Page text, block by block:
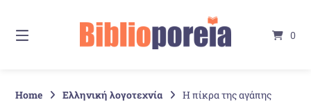
Inhalt
0
Home Ελληνική λογοτεχνία Η πίκρα της αγάπης